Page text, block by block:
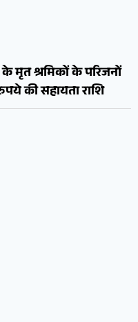
श्रमिकों के परिजनों
की सहायता राशि